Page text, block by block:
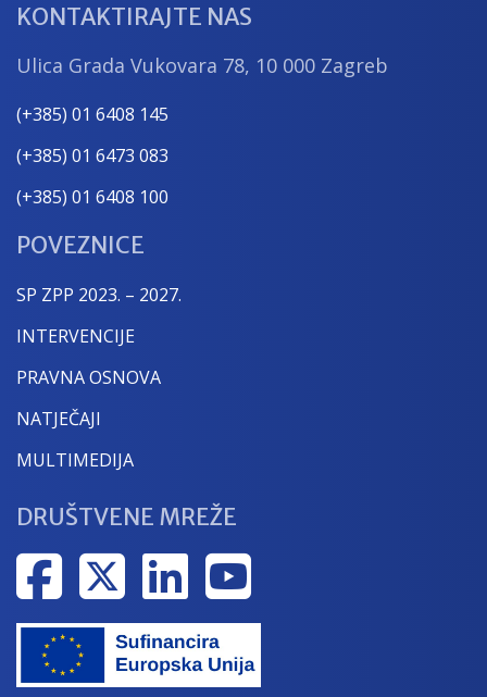
KONTAKTIRAJTE NAS
Ulica Grada Vukovara 78, 10 000 Zagreb
(+385) 01 6408 145
(+385) 01 6473 083
(+385) 01 6408 100
POVEZNICE
SP ZPP 2023. – 2027.
INTERVENCIJE
PRAVNA OSNOVA
NATJEČAJI
MULTIMEDIJA
DRUŠTVENE MREŽE